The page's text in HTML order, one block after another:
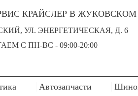
КРАЙСЛЕР В ЖУКОВСКОМ
УЛ. ЭНЕРГЕТИЧЕСКАЯ, Д. 6
С ПН-ВC - 09:00-20:00
Автозапчасти